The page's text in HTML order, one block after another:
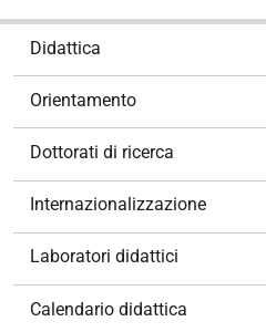
Didattica
Orientamento
Dottorati di ricerca
Internazionalizzazione
Laboratori didattici
Calendario didattica